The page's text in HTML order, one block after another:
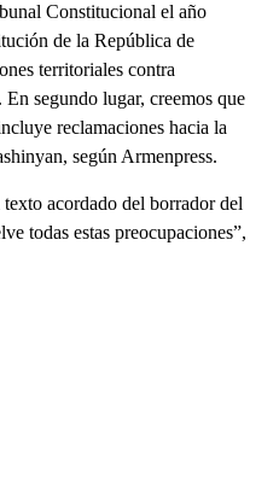
Constitucional el año
de la República de
territoriales contra
segundo lugar, creemos que
reclamaciones hacia la
según Armenpress.
acordado del borrador del
todas estas preocupaciones”,